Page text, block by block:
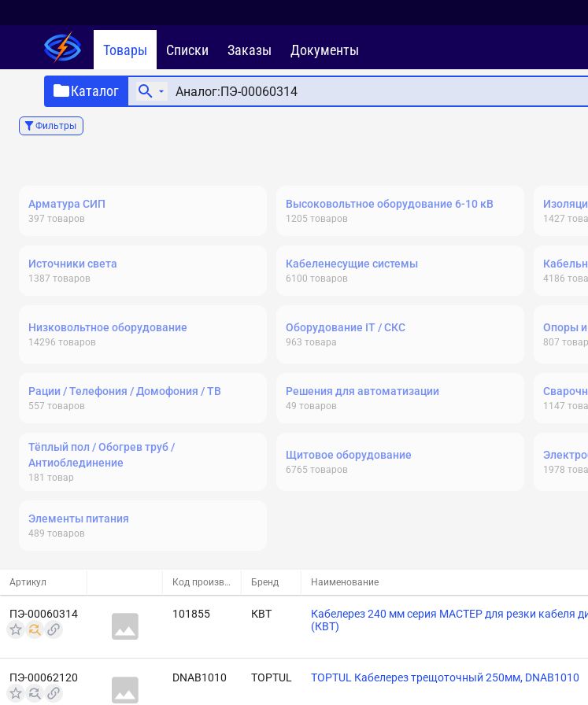
Товары Списки Заказы Документы
Каталог
Фильтры
Арматура СИП
397 товаров
Высоковольтное оборудование 6-10 кВ
1205 товаров 1427
Источники света
1387 товаров
Кабеленесущие системы
6100 товаров 4186
Низковольтное оборудование
14296 товаров
Оборудование IT / СКС
963 товара
Опоры
807
Рации / Телефония / Домофония / ТВ
557 товаров
Решения для автоматизации
49 товаров 1147
Тёплый пол / Обогрев труб /
Антиоблединение
181 товар
Щитовое оборудование
6765 товаров 1978
Элементы питания
489 товаров
Артикул Код производителя Бренд Наименование
ПЭ-00060314 101855 КВТ
Кабелерез 240 мм серия МАСТЕР для резки кабеля
(КВТ)
ПЭ-00062120 DNAB1010 TOPTUL TOPTUL Кабелерез трещоточный 250мм, DNAB1010